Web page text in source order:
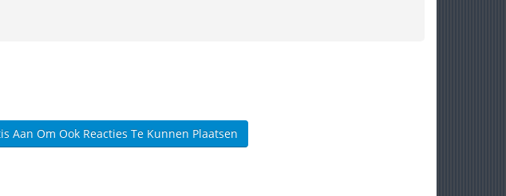
Aan Om Ook Reacties Te Kunnen Plaatsen